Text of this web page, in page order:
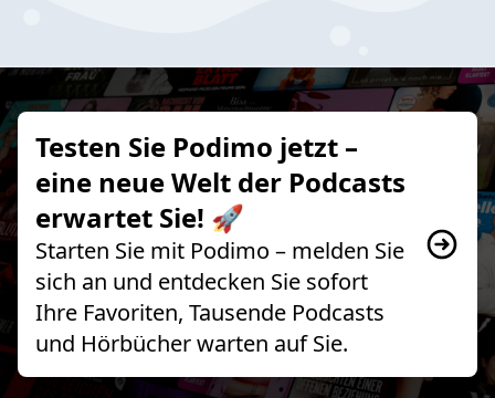
Testen Sie Podimo jetzt –
eine neue Welt der Podcasts
erwartet Sie! 🚀
Starten Sie mit Podimo – melden Sie
sich an und entdecken Sie sofort
Ihre Favoriten, Tausende Podcasts
und Hörbücher warten auf Sie.